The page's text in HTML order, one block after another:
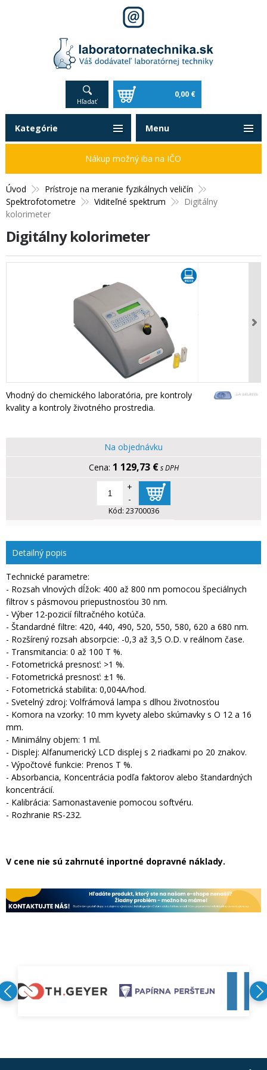
Hľadať
0,00 €
Úvod
Prístroje na meranie fyzikálnych veličín
Spektrofotometre
Viditeľné spektrum
Digitálny
kolorimeter
Digitálny kolorimeter
Vhodný do chemického laboratória, pre kontroly
kvality a kontroly životného prostredia.
Na objednávku
1 129,73 € s DPH
+
-
Kód: 23700036
Detailný popis
Technické parametre:
- Rozsah vlnových dĺžok: 400 až 800 nm pomocou špeciálnych
filtrov s pásmovou priepustnosťou 30 nm.
- Výber 12-pozicií filtračného kotúča.
- Štandardné filtre: 420, 440, 490, 520, 550, 580, 620 a 680 nm.
- Rozšírený rozsah absorpcie: -0,3 až 3,5 O.D. v reálnom čase.
- Transmitancia: 0 až 100 T %.
- Fotometrická presnosť: >1 %.
- Fotometrická presnosť: ±1 %.
- Fotometrická stabilita: 0,004A/hod.
- Svetelný zdroj: Volfrámová lampa s dlhou životnosťou
- Komora na vzorky: 10 mm kyvety alebo skúmavky s O 12 a 16
mm.
- Minimálny objem: 1 ml.
- Displej: Alfanumerický LCD displej s 2 riadkami po 20 znakov.
- Výpočtové funkcie: Prenos T %.
- Absorbancia, Koncentrácia podľa faktorov alebo štandardných
koncentrácií.
- Kalibrácia: Samonastavenie pomocou softvéru.
- Rozhranie RS-232.
V cene nie sú zahrnuté inportné dopravné náklady.
Kategórie
Nákup možný iba na IČO
Menu